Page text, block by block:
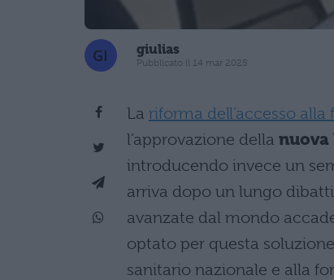
giulias
Pubblicato il 14 mar 2025
La riforma dell’accesso
l’approvazione della nuova
introducendo invece un
arriva dopo un lungo
avanzate dal mondo
optato per questa
sanitario nazionale e alla